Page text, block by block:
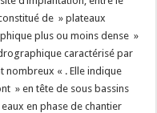
de » plateaux
plus ou moins dense »
caractérisé par
« . Elle indique
» en tête de sous bassins
en phase de chantier